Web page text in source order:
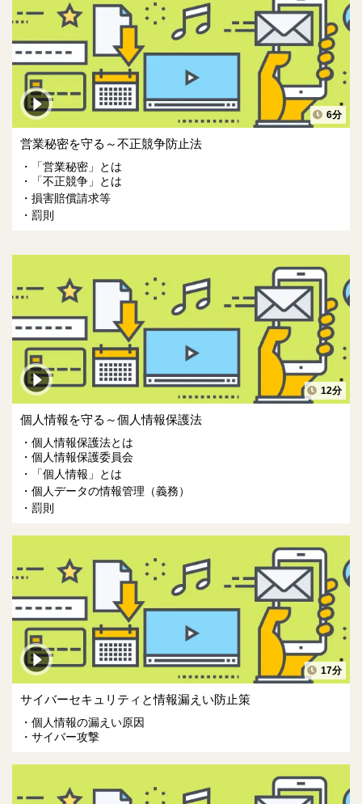
6分
営業秘密を守る～不正競争防止法
「営業秘密」とは
「不正競争」とは
損害賠償請求等
罰則
12分
個人情報を守る～個人情報保護法
個人情報保護法とは
個人情報保護委員会
「個人情報」とは
個人データの情報管理（義務）
罰則
17分
サイバーセキュリティと情報漏えい防止策
個人情報の漏えい原因
サイバー攻撃